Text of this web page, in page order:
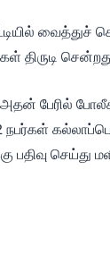
வைத்துச்
திருடி
அதன் பேரில்
செய்து